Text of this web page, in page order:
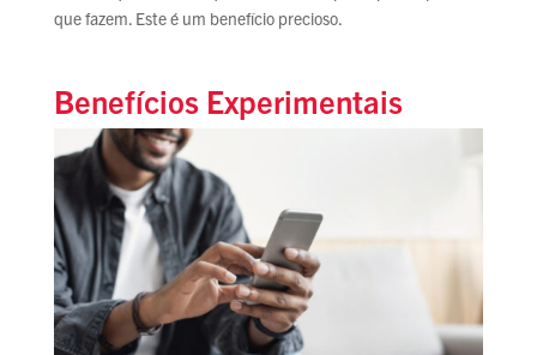
que fazem. Este é um benefício precioso.
Benefícios Experimentais